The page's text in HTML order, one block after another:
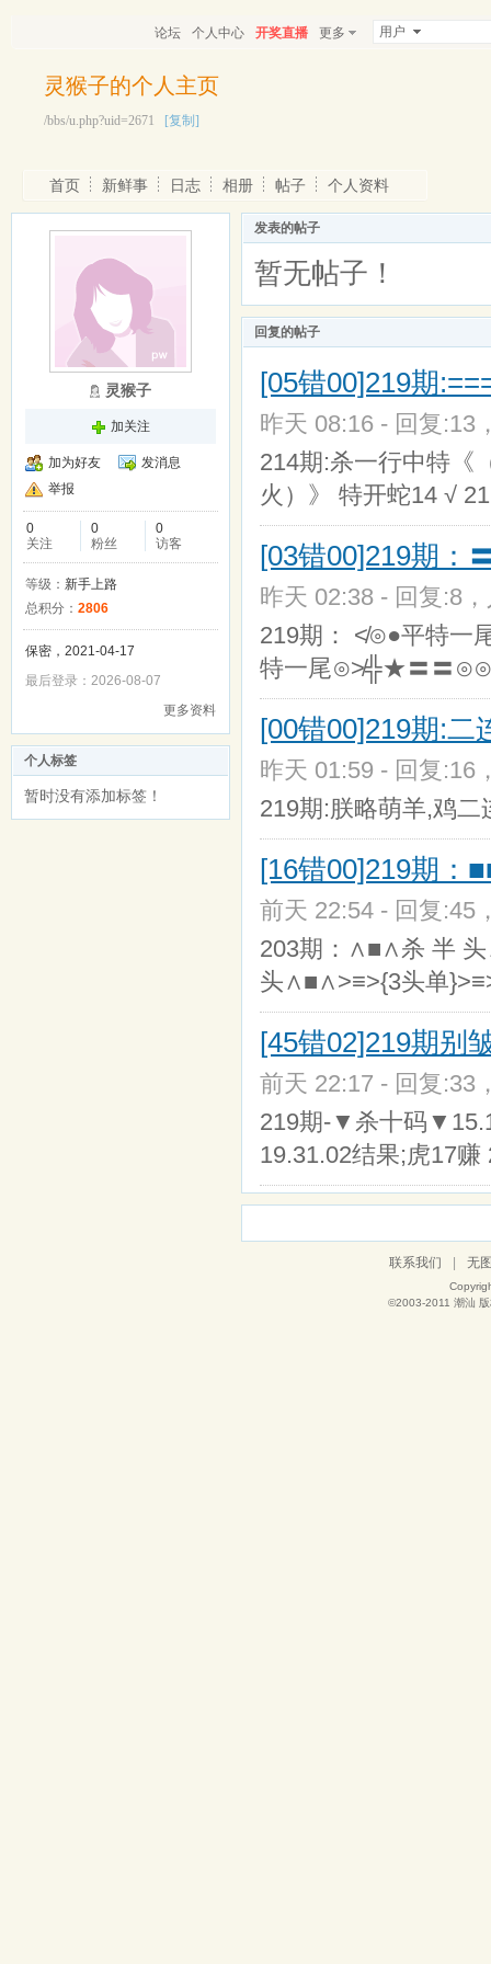
论坛 个人中心 开奖直播 更多 用户
灵猴子的个人主页
/bbs/u.php?uid=2671 [复制]
首页 新鲜事 日志 相册 帖子 个人资料
灵猴子
加关注
加为好友
发消息
举报
0
关注
0
粉丝
0
访客
等级： 新手上路
总积分： 2806
保密，2021-04-17
最后登录：2026-08-07
更多资料
个人标签
暂时没有添加标签！
发表的帖子
暂无帖子！
回复的帖子
[05错00]219期
昨天 08:16 - 回复:13
214期:杀一行中特《
火）》 特开蛇14 √
[03错00]219期
昨天 02:38 - 回复:8
219期： ≮⊙●平特
特一尾⊙≯╬★〓〓
[00错00]219期:二
昨天 01:59 - 回复:16
219期:朕略萌羊,鸡二
[16错00]219期：
前天 22:54 - 回复:45
203期：∧■∧杀 半
头∧■∧>≡>{3头单
[45错02]219期别
前天 22:17 - 回复:33
219期-▼杀十码
19.31.02结果;虎17
联系我们 无
©2003-2011 潮汕